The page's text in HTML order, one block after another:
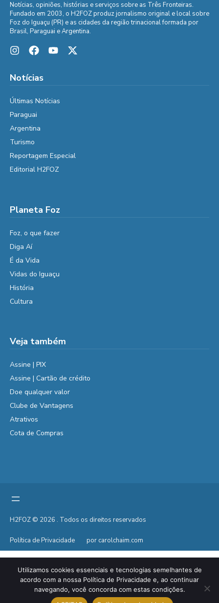
Notícias, opiniões, histórias e serviços sobre as Três Fronteiras.
Fundado em 2003, o H2FOZ produz jornalismo original e local sobre
Foz do Iguaçu (PR) e as cidades da região trinacional formada por
Brasil, Paraguai e Argentina.
Notícias
Últimas Notícias
Paraguai
Argentina
Turismo
Reportagem Especial
Editorial H2FOZ
Planeta Foz
Foz, o que fazer
Diga Aí
É da Vida
Vidas do Iguaçu
História
Cultura
Veja também
Assine | PIX
Assine | Cartão de crédito
Doe qualquer valor
Clube de Vantagens
Atrativos
Cota de Compras
H2FOZ © 2026 . Todos os direitos reservados
Política de Privacidade por carolchaim.com
Utilizamos cookies essenciais e tecnologias semelhantes de
acordo com a nossa Política de Privacidade e, ao continuar
navegando, você concorda com estas condições.